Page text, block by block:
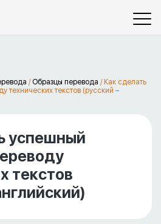
/ Образцы перевода / Как сделать
технических текстов (русский –
успешный
текстов